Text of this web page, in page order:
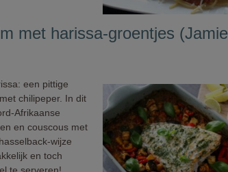
met harissa-groentjes (Jamie
een pittige
chilipeper. In dit
Afrikaanse
en couscous met
wijze
en toch